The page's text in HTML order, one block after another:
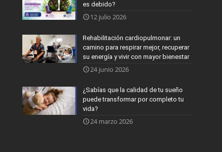
es debido?
12 julio 2026
Rehabilitación cardiopulmonar: un
camino para respirar mejor, recuperar
su energía y vivir con mayor bienestar
24 junio 2026
¿Sabías que la calidad de tu sueño
puede transformar por completo tu
vida?
24 marzo 2026